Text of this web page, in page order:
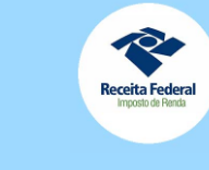
deixa de ir para o
saiba mais